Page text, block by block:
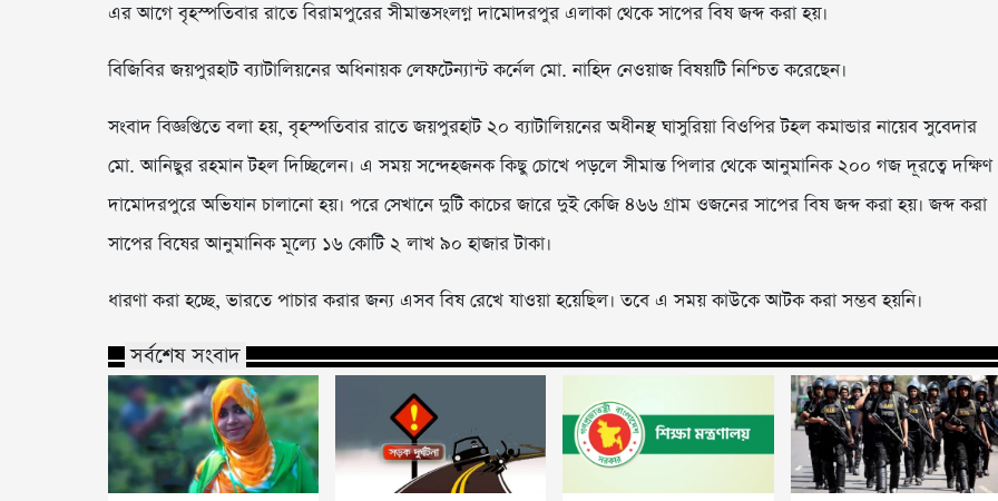
এর আগে বৃহস্পতিবার রাতে বিরামপুরের সীমান্তসংলগ্ন দামোদরপুর এলাকা থেকে সাপের বিষ জব্দ করা হয়।
বিজিবির জয়পুরহাট ব্যাটালিয়নের অধিনায়ক লেফটেন্যান্ট কর্নেল মো. নাহিদ নেওয়াজ বিষয়টি নিশ্চিত করেছেন।
সংবাদ বিজ্ঞপ্তিতে বলা হয়, বৃহস্পতিবার রাতে জয়পুরহাট ২০ ব্যাটালিয়নের অধীনস্থ ঘাসুরিয়া বিওপির টহল কমান্ডার নায়েব সুবেদার
মো. আনিছুর রহমান টহল দিচ্ছিলেন। এ সময় সন্দেহজনক কিছু চোখে পড়লে সীমান্ত পিলার থেকে আনুমানিক ২০০ গজ দূরত্বে দক্ষিণ
দামোদরপুরে অভিযান চালানো হয়। পরে সেখানে দুটি কাচের জারে দুই কেজি ৪৬৬ গ্রাম ওজনের সাপের বিষ জব্দ করা হয়। জব্দ করা
সাপের বিষের আনুমানিক মূল্যে ১৬ কোটি ২ লাখ ৯০ হাজার টাকা।
ধারণা করা হচ্ছে, ভারতে পাচার করার জন্য এসব বিষ রেখে যাওয়া হয়েছিল। তবে এ সময় কাউকে আটক করা সম্ভব হয়নি।
সর্বশেষ সংবাদ